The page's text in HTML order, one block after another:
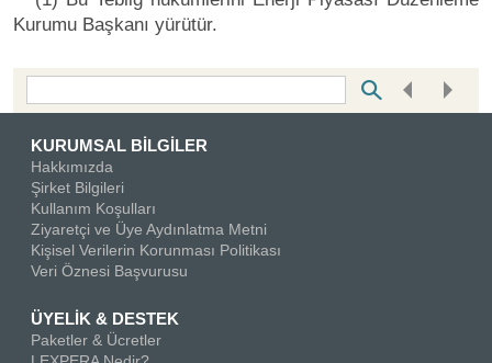
Kurumu Başkanı yürütür.
KURUMSAL BİLGİLER
Hakkımızda
Şirket Bilgileri
Kullanım Koşulları
Ziyaretçi ve Üye Aydınlatma Metni
Kişisel Verilerin Korunması Politikası
Veri Öznesi Başvurusu
ÜYELİK & DESTEK
Paketler & Ücretler